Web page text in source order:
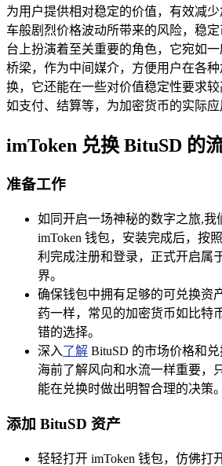
为用户提供相对稳定的价值，有效减
车般剧烈价格波动所带来的风险，稳
台上扮演着至关重要的角色，它宛如
桥梁，作为中间媒介，方便用户在各
换，它还能在一些对价值稳定性要求较
如支付、结算等，为加密货币的实际应
imToken 兑换 BituSD 的
准备工作
如同开启一场神秘的数字之旅,我
imToken 钱包，安装完成后，按
利完成注册和登录，正式开启属
界。
确保钱包中拥有足够的可兑换资
药一样，常见的加密货币如比特
错的选择。
深入了解 BituSD 的市场价格和
海前了解风向和水流一样重要，
能在兑换时做出明智合理的决策。
添加 BituSD 资产
轻轻打开 imToken 钱包，仿佛打